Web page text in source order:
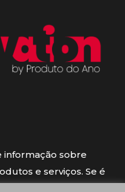
sobre
e serviços. Se é